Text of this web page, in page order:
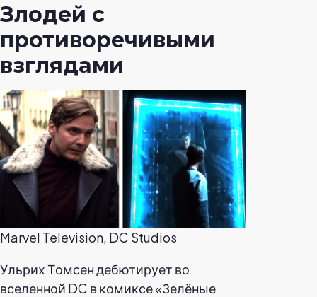
Злодей с
противоречивыми
взглядами
Marvel Television, DC Studios
Ульрих Томсен дебютирует во
вселенной DC в комиксе «Зелёные